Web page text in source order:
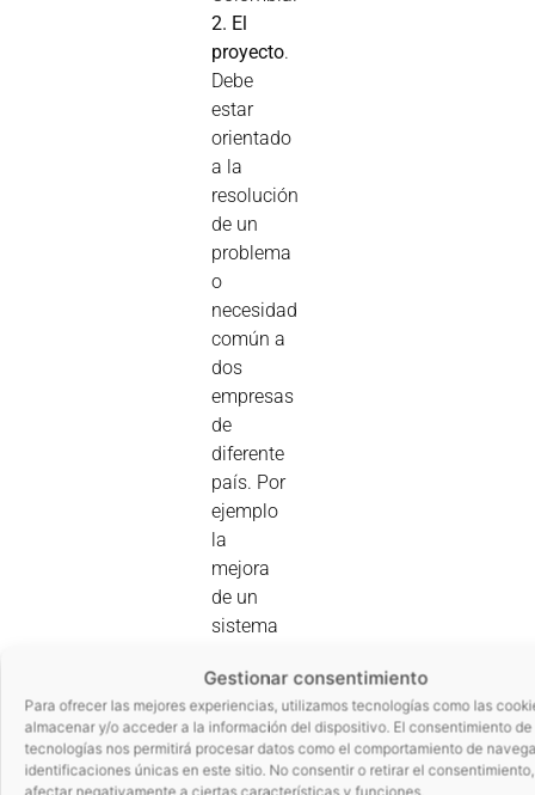
Gestionar consentimiento
Para ofrecer las mejores experiencias, utilizamos tecnologías como las
almacenar y/o acceder a la información del dispositivo. El consentimiento de
tecnologías nos permitirá procesar datos como el comportamiento de
identificaciones únicas en este sitio. No consentir o retirar el
afectar negativamente a ciertas características y funciones.
2. El
proyecto.
Debe
estar
orientado
a la
resolución
de un
problema
o
necesidad
común a
dos
empresas
de
diferente
país. Por
ejemplo
la
mejora
de un
sistema
invasivo
que
permita
detectar